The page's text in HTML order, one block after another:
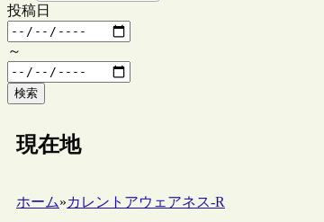
投稿日
～
検索
現在地
ホーム»カレントアウェアネス-R